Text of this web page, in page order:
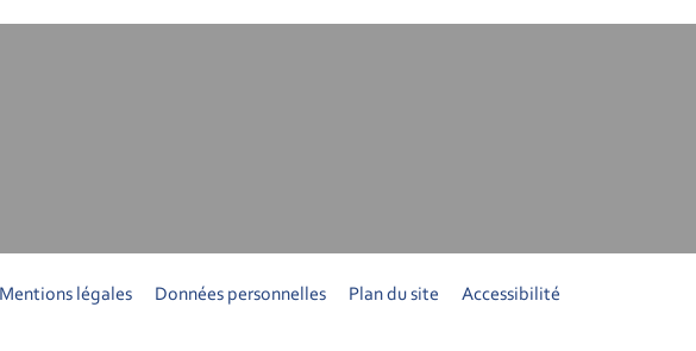
Mentions légales Données personnelles Plan du site Accessibilité